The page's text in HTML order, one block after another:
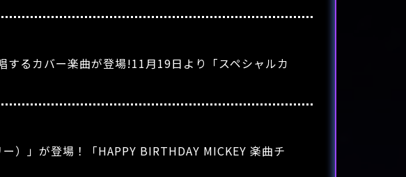
するカバー楽曲が登場!11月19日より「スペシャルカ
）」が登場！「HAPPY BIRTHDAY MICKEY 楽曲チ